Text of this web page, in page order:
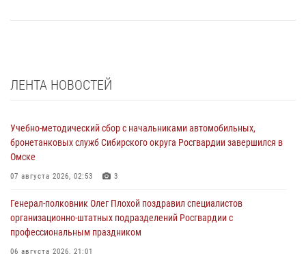
ЛЕНТА НОВОСТЕЙ
Учебно-методический сбор с начальниками автомобильных,
бронетанковых служб Сибирского округа Росгвардии завершился в
Омске
07 августа 2026, 02:53 3
Генерал-полковник Олег Плохой поздравил специалистов
организационно-штатных подразделений Росгвардии с
профессиональным праздником
06 августа 2026, 21:01